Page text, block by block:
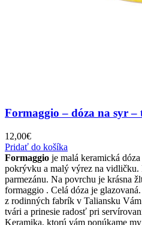
Formaggio – dóza na syr
12,00€
Pridať do košíka
Formaggio je malá keramická
pokrývku a malý výrez na vidličku.
parmezánu. Na povrchu je krásna
formaggio . Celá dóza je
z rodinných fabrík v Taliansku
tvári a prinesie radosť pri
Keramika, ktorú vám ponúkame